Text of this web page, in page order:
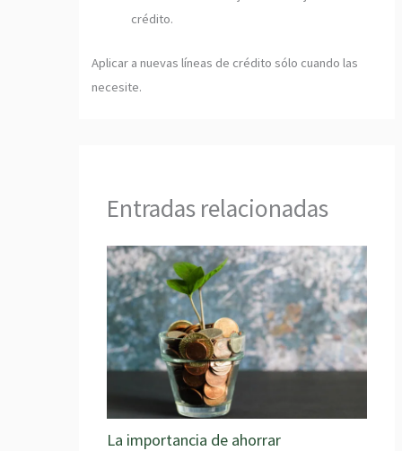
crédito.
Aplicar a nuevas líneas de crédito sólo cuando las
necesite.
Entradas relacionadas
La importancia de ahorrar